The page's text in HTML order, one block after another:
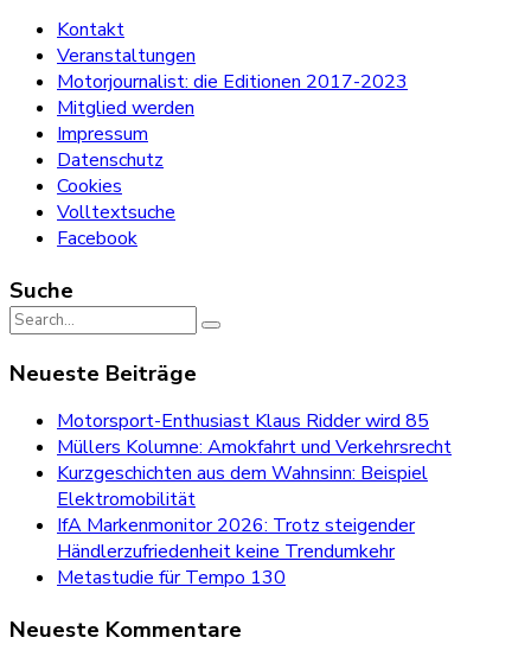
Kontakt
Veranstaltungen
Motorjournalist: die Editionen 2017-2023
Mitglied werden
Impressum
Datenschutz
Cookies
Volltextsuche
Facebook
Suche
Search
Neueste Beiträge
Motorsport-Enthusiast Klaus Ridder wird 85
Müllers Kolumne: Amokfahrt und Verkehrsrecht
Kurzgeschichten aus dem Wahnsinn: Beispiel
Elektromobilität
IfA Markenmonitor 2026: Trotz steigender
Händlerzufriedenheit keine Trendumkehr
Metastudie für Tempo 130
Neueste Kommentare